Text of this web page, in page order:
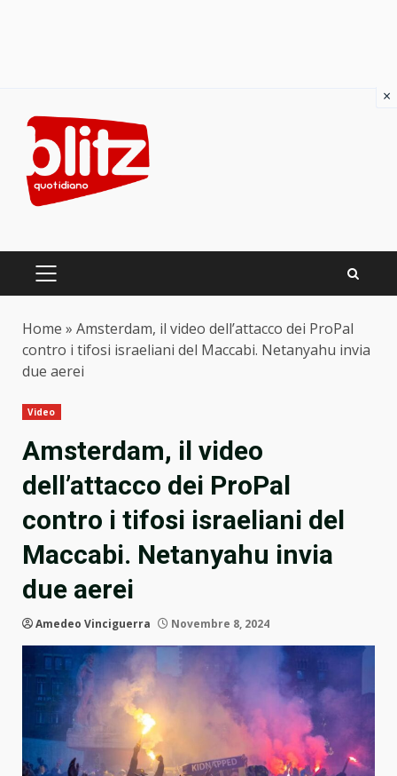
content
PRIMARY
Home » Amsterdam, il video dell’attacco dei ProPal
contro i tifosi israeliani del Maccabi. Netanyahu invia
due aerei
Video
Amsterdam, il video
dell’attacco dei ProPal
contro i tifosi israeliani del
Maccabi. Netanyahu invia
due aerei
Amedeo Vinciguerra Novembre 8, 2024
×